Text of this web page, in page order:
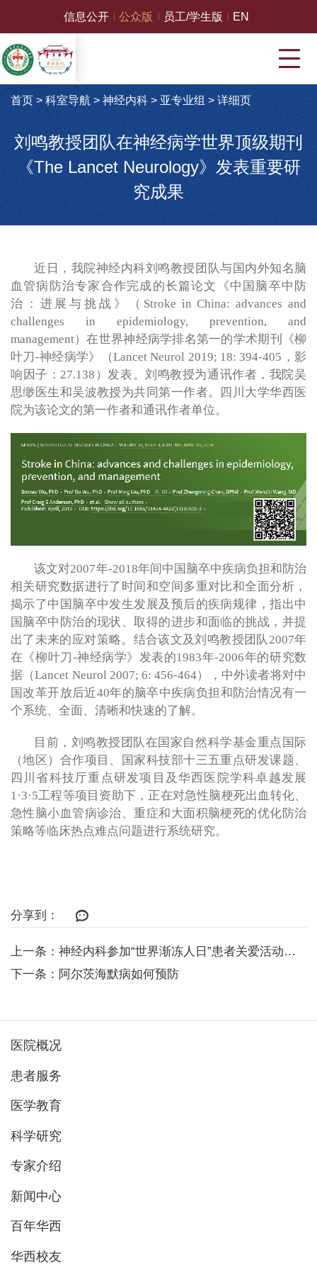
信息公开 公众版 员工/学生版 EN
首页 > 科室导航> 神经内科> 亚专业组 > 详细页
刘鸣教授团队在神经病学世界顶级期刊
《The Lancet Neurology》发表重要研
究成果
近日，我院神经内科刘鸣教授团队与国内外知名脑
血管病防治专家合作完成的长篇论文《中国脑卒中防
治：进展与挑战》（Stroke in China: advances and
challenges in epidemiology, prevention, and
management）在世界神经病学排名第一的学术期刊《柳
叶刀-神经病学》（Lancet Neurol 2019; 18: 394-405，影
响因子：27.138）发表。刘鸣教授为通讯作者，我院吴
思缈医生和吴波教授为共同第一作者。四川大学华西医
院为该论文的第一作者和通讯作者单位。
该文对2007年-2018年间中国脑卒中疾病负担和防治
相关研究数据进行了时间和空间多重对比和全面分析，
揭示了中国脑卒中发生发展及预后的疾病规律，指出中
国脑卒中防治的现状、取得的进步和面临的挑战，并提
出了未来的应对策略。结合该文及刘鸣教授团队2007年
在《柳叶刀-神经病学》发表的1983年-2006年的研究数
据（Lancet Neurol 2007; 6: 456-464），中外读者将对中
国改革开放后近40年的脑卒中疾病负担和防治情况有一
个系统、全面、清晰和快速的了解。
目前，刘鸣教授团队在国家自然科学基金重点国际
（地区）合作项目、国家科技部十三五重点研发课题、
四川省科技厅重点研发项目及华西医院学科卓越发展
1·3·5工程等项目资助下，正在对急性脑梗死出血转化、
急性脑小血管病诊治、重症和大面积脑梗死的优化防治
策略等临床热点难点问题进行系统研究。
分享到：
上一条：神经内科参加“世界渐冻人日”患者关爱活动和中华医学会神经病学分会肌...
下一条：阿尔茨海默病如何预防
医院概况
患者服务
医学教育
科学研究
专家介绍
新闻中心
百年华西
华西校友